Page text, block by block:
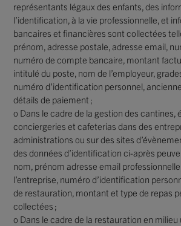
représentants légaux des enfants, des
l’identification, à la vie professionnelle, et
bancaires et financières sont collectées
prénom, adresse postale, adresse email,
numéro de compte bancaire, montant
intitulé du poste, nom de l’employeur,
numéro d’identification personnel,
détails de paiement ;
o Dans le cadre de la gestion des cantines,
conciergeries et cafeterias dans des
administrations ou sur des sites
des données d’identification ci-après
nom, prénom adresse email
l’entreprise, numéro d’identification
de restauration, montant et type de repas
collectées ;
o Dans le cadre de la restauration en milieu